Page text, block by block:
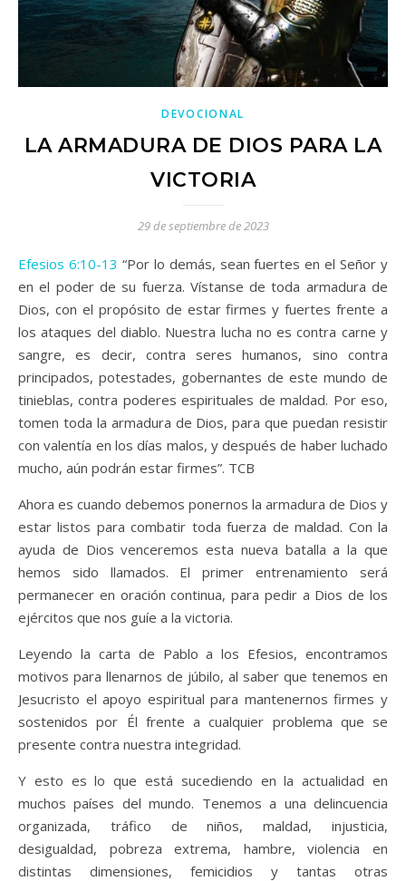
DEVOCIONAL
LA ARMADURA DE DIOS PARA LA
VICTORIA
29 de septiembre de 2023
Efesios 6:10-13 “Por lo demás, sean fuertes en el Señor y
en el poder de su fuerza. Vístanse de toda armadura de
Dios, con el propósito de estar firmes y fuertes frente a
los ataques del diablo. Nuestra lucha no es contra carne y
sangre, es decir, contra seres humanos, sino contra
principados, potestades, gobernantes de este mundo de
tinieblas, contra poderes espirituales de maldad. Por eso,
tomen toda la armadura de Dios, para que puedan resistir
con valentía en los días malos, y después de haber luchado
mucho, aún podrán estar firmes”. TCB
Ahora es cuando debemos ponernos la armadura de Dios y
estar listos para combatir toda fuerza de maldad. Con la
ayuda de Dios venceremos esta nueva batalla a la que
hemos sido llamados. El primer entrenamiento será
permanecer en oración continua, para pedir a Dios de los
ejércitos que nos guíe a la victoria.
Leyendo la carta de Pablo a los Efesios, encontramos
motivos para llenarnos de júbilo, al saber que tenemos en
Jesucristo el apoyo espiritual para mantenernos firmes y
sostenidos por Él frente a cualquier problema que se
presente contra nuestra integridad.
Y esto es lo que está sucediendo en la actualidad en
muchos países del mundo. Tenemos a una delincuencia
organizada, tráfico de niños, maldad, injusticia,
desigualdad, pobreza extrema, hambre, violencia en
distintas dimensiones, femicidios y tantas otras